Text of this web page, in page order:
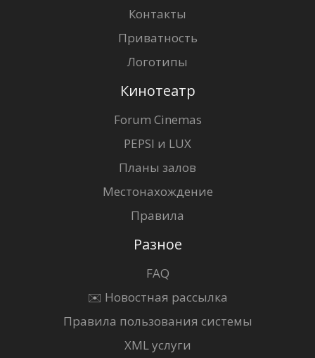
Контакты
Приватность
Логотипы
Кинотеатр
Forum Cinemas
PEPSI и LUX
Планы залов
Местонахождение
Правила
Разное
FAQ
✉️ Новостная рассылка
Правила пользования системы
XML услуги